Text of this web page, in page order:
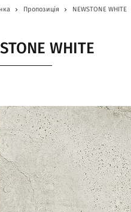
Пропозиція NEWSTONE WHITE
WHITE